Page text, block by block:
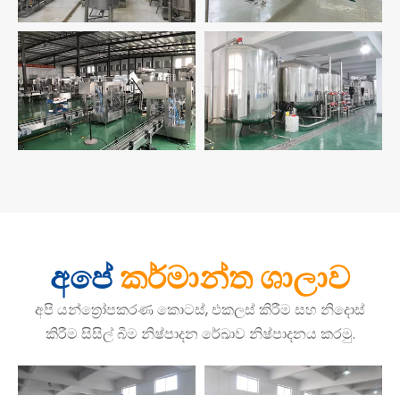
අපේකර්මාන්ත ශාලාව
අපි යන්ත්‍රෝපකරණ කොටස්, එකලස් කිරීම සහ නිදොස්
කිරීම සිසිල් බීම නිෂ්පාදන රේඛාව නිෂ්පාදනය කරමු.